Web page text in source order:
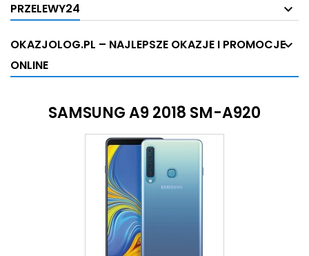
PRZELEWY24
OKAZJOLOG.PL – NAJLEPSZE OKAZJE I PROMOCJE
ONLINE
SAMSUNG A9 2018 SM-A920